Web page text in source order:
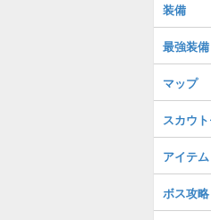
装備
最強装備
マップ
スカウ
アイテム
ボス攻略